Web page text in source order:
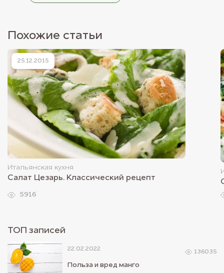
Похожие статьи
25.12.2015
Итальянская кухня
Салат Цезарь. Классический рецепт
5916
ТОП записей
22.02.2022
Польза и вред манго
136035